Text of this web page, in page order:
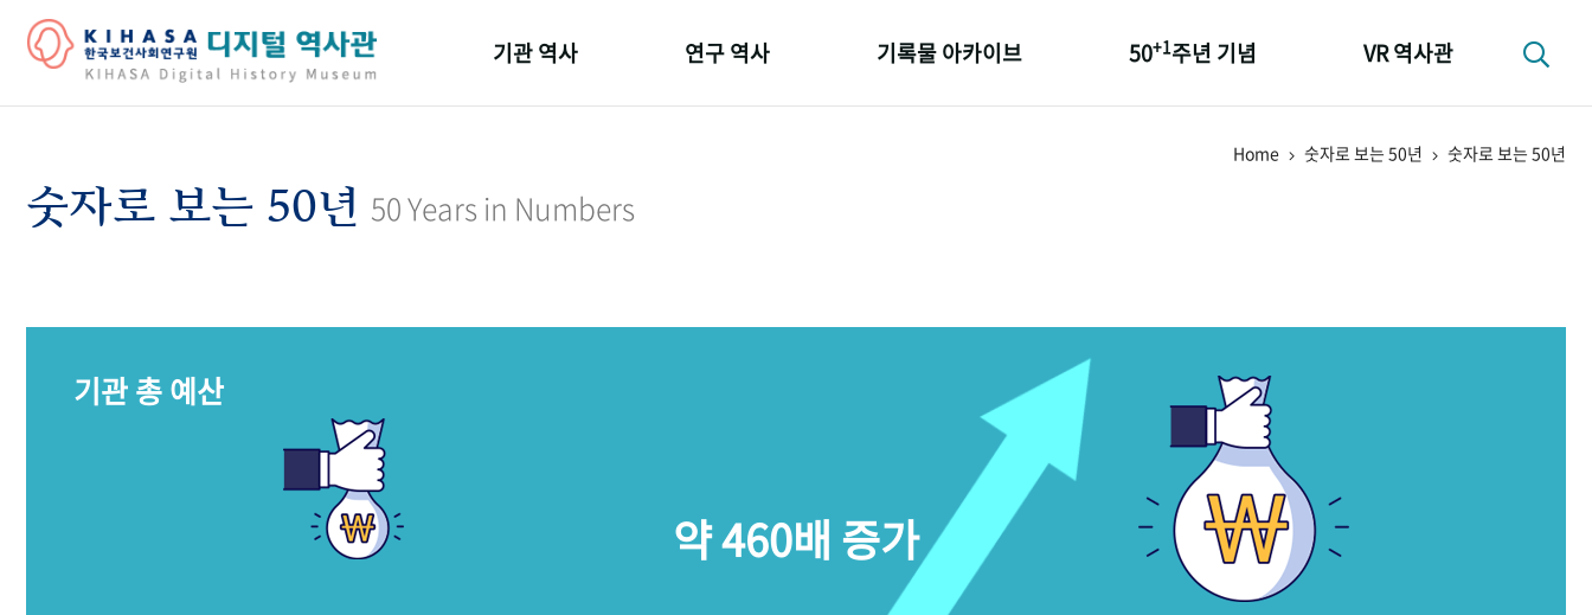
기관 역사 연구 역사 기록물 아카이브 50+1주년 기념 VR 역사관
Home 숫자로 보는 50년 숫자로 보는 50년
숫자로 보는 50년 50 Years in Numbers
기관 총 예산
약 460배 증가